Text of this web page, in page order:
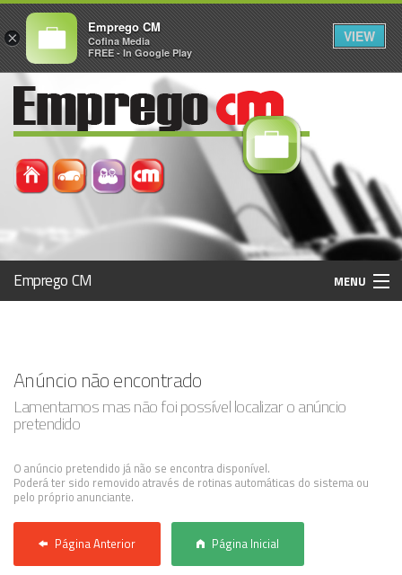
Emprego CM MENU
Registo / Login
Anunciar Agora
Anúncio não encontrado
Lamentamos mas não foi possível localizar o anúncio
pretendido
O anúncio pretendido já não se encontra disponível.
Poderá ter sido removido através de rotinas automáticas do sistema ou
pelo próprio anunciante.
Página Anterior Página Inicial
×
Emprego CM
Cofina Media
FREE - In Google Play
VIEW